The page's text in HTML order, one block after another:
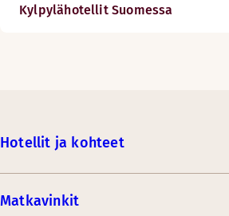
Kylpylähotellit Suomessa
Hotellit ja kohteet
Matkavinkit